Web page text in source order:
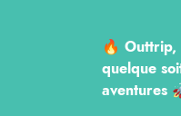
🔥 Outtrip,
quelque
aventures